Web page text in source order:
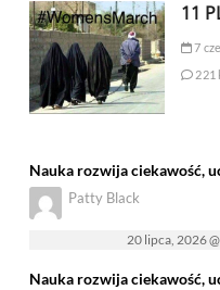
11
7
221
Nauka rozwija ciekawość,
Patty Black
20 lipca, 2026
Nauka rozwija ciekawość,